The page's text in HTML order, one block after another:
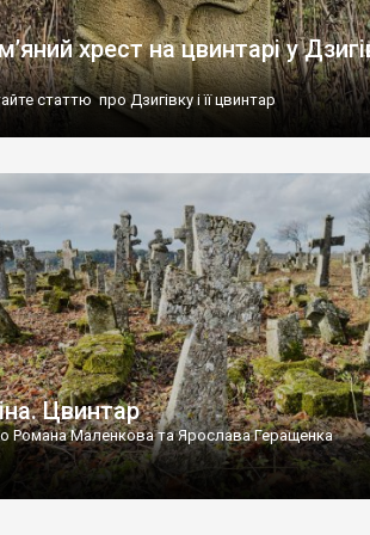
хрест на цвинтарі у
статтю про Дзигівку і її цвинтар
Цвинтар
Романа Маленкова та Ярослава Геращенка